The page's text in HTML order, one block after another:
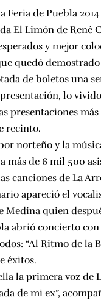
Feria de Puebla 2014
El Limón de René
y mejor
quedó
de boletos una
lo
presentaciones
recinto.
norteño y la
más de 6 mil 500
canciones de La
apareció el
Medina quien
abrió concierto
“Al Ritmo de la
éxitos.
la primera voz de
de mi ex”,